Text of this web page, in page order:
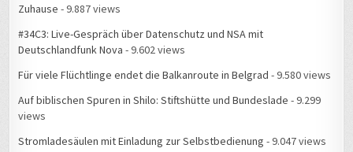
Zuhause - 9.887 views
#34C3: Live-Gespräch über Datenschutz und NSA mit
Deutschlandfunk Nova - 9.602 views
Für viele Flüchtlinge endet die Balkanroute in Belgrad - 9.580 views
Auf biblischen Spuren in Shilo: Stiftshütte und Bundeslade - 9.299
views
Stromladesäulen mit Einladung zur Selbstbedienung - 9.047 views